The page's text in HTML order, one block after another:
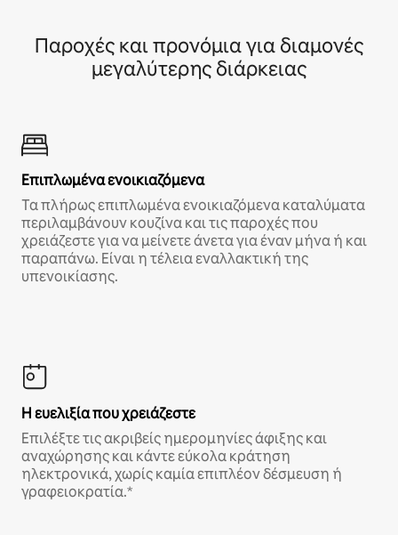
Παροχές και προνόμια για διαμονές
μεγαλύτερης διάρκειας
Επιπλωμένα ενοικιαζόμενα
Τα πλήρως επιπλωμένα ενοικιαζόμενα καταλύματα
περιλαμβάνουν κουζίνα και τις παροχές που
χρειάζεστε για να μείνετε άνετα για έναν μήνα ή και
παραπάνω. Είναι η τέλεια εναλλακτική της
υπενοικίασης.
Η ευελιξία που χρειάζεστε
Επιλέξτε τις ακριβείς ημερομηνίες άφιξης και
αναχώρησης και κάντε εύκολα κράτηση
ηλεκτρονικά, χωρίς καμία επιπλέον δέσμευση ή
γραφειοκρατία.*